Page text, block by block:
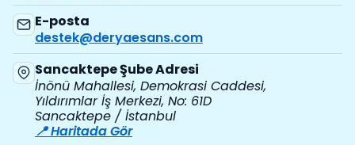
E-posta
destek@deryaesans.com
Sancaktepe Şube Adresi
İnönü Mahallesi, Demokrasi Caddesi,
Yıldırımlar İş Merkezi, No: 61D
Sancaktepe / İstanbul
📍 Haritada Gör